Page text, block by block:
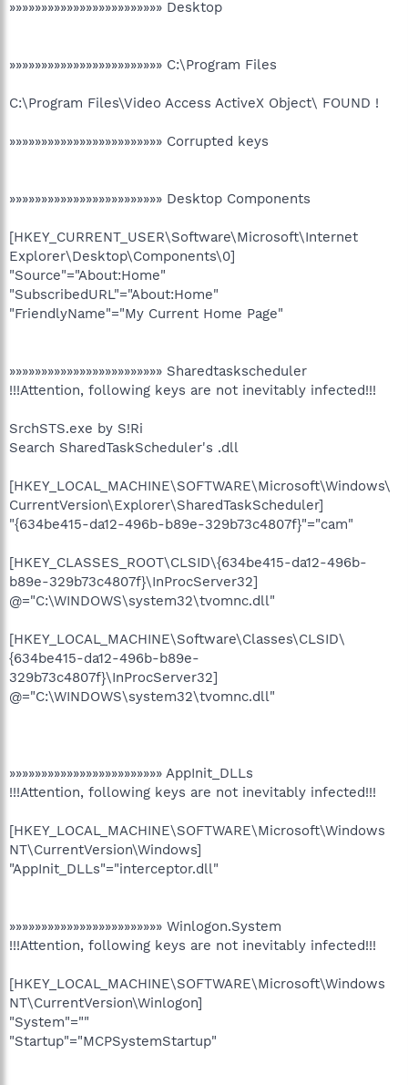
»»»»»»»»»»»»»»»»»»»»»»»» Desktop
»»»»»»»»»»»»»»»»»»»»»»»» C:\Program Files
C:\Program Files\Video Access ActiveX Object\ FOUND !
»»»»»»»»»»»»»»»»»»»»»»»» Corrupted keys
»»»»»»»»»»»»»»»»»»»»»»»» Desktop Components
[HKEY_CURRENT_USER\Software\Microsoft\Internet
Explorer\Desktop\Components\0]
"Source"="About:Home"
"SubscribedURL"="About:Home"
"FriendlyName"="My Current Home Page"
»»»»»»»»»»»»»»»»»»»»»»»» Sharedtaskscheduler
!!!Attention, following keys are not inevitably infected!!!
SrchSTS.exe by S!Ri
Search SharedTaskScheduler's .dll
[HKEY_LOCAL_MACHINE\SOFTWARE\Microsoft\Windows\
CurrentVersion\Explorer\SharedTaskScheduler]
"{634be415-da12-496b-b89e-329b73c4807f}"="cam"
[HKEY_CLASSES_ROOT\CLSID\{634be415-da12-496b-
b89e-329b73c4807f}\InProcServer32]
@="C:\WINDOWS\system32\tvomnc.dll"
[HKEY_LOCAL_MACHINE\Software\Classes\CLSID\
{634be415-da12-496b-b89e-
329b73c4807f}\InProcServer32]
@="C:\WINDOWS\system32\tvomnc.dll"
»»»»»»»»»»»»»»»»»»»»»»»» AppInit_DLLs
!!!Attention, following keys are not inevitably infected!!!
[HKEY_LOCAL_MACHINE\SOFTWARE\Microsoft\Windows
NT\CurrentVersion\Windows]
"AppInit_DLLs"="interceptor.dll"
»»»»»»»»»»»»»»»»»»»»»»»» Winlogon.System
!!!Attention, following keys are not inevitably infected!!!
[HKEY_LOCAL_MACHINE\SOFTWARE\Microsoft\Windows
NT\CurrentVersion\Winlogon]
"System"=""
"Startup"="MCPSystemStartup"